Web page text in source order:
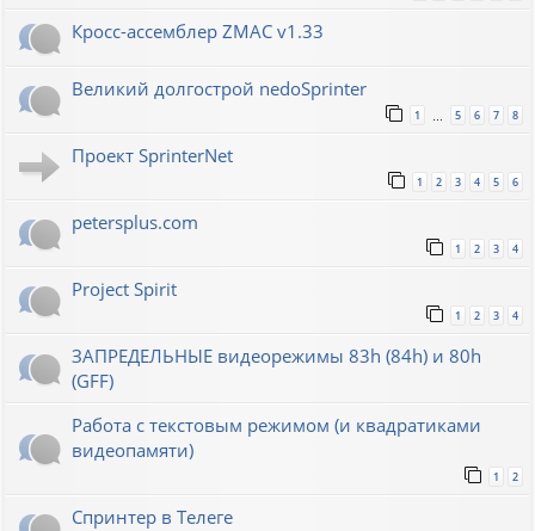
Кросс-ассемблер ZMAC v1.33
Великий долгострой nedoSprinter
1 5 6 7 8
Проект SprinterNet
1 2 3 4 5 6
petersplus.com
1 2 3 4
Project Spirit
1 2 3 4
ЗАПРЕДЕЛЬНЫЕ видеорежимы 83h (84h) и 80h
(GFF)
Работа с текстовым режимом (и квадратиками
видеопамяти)
1 2
Спринтер в Телеге